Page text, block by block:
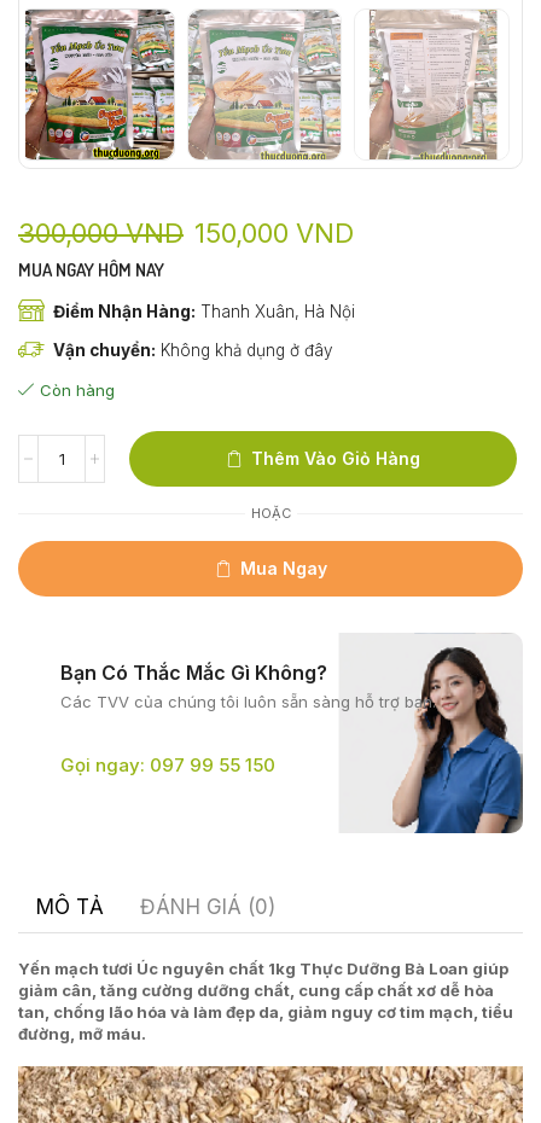
300,000VND 150,000 VND
MUA NGAY HÔM NAY
Điểm Nhận Hàng: Thanh Xuân, Hà Nội
Vận chuyển: Không khả dụng ở đây
Còn hàng
Thêm Vào Giỏ Hàng
HOẶC
Mua Ngay
Bạn Có Thắc Mắc Gì Không?
Các TVV của chúng tôi luôn sẵn sàng hỗ trợ bạn.
Gọi ngay: 097 99 55 150
MÔ TẢ ĐÁNH GIÁ (0)
Yến mạch tươi Úc nguyên chất 1kg Thực Dưỡng Bà Loan giúp
giảm cân, tăng cường dưỡng chất, cung cấp chất xơ dễ hòa
tan, chống lão hóa và làm đẹp da, giảm nguy cơ tim mạch, tiểu
đường, mỡ máu.